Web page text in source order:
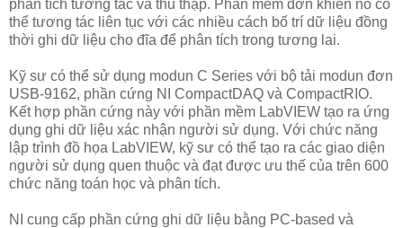
phân tích tương tác và thu thập. Phần mềm đơn khiến nó có
thể tương tác liên tục với các nhiều cách bố trí dữ liệu đồng
thời ghi dữ liệu cho đĩa để phân tích trong tương lai.
Kỹ sư có thể sử dụng modun C Series với bộ tải modun đơn
USB-9162, phần cứng NI CompactDAQ và CompactRIO.
Kết hợp phần cứng này với phần mềm LabVIEW tạo ra ứng
dụng ghi dữ liệu xác nhận người sử dụng. Với chức năng
lập trình đồ họa LabVIEW, kỹ sư có thể tạo ra các giao diện
người sử dụng quen thuộc và đạt được ưu thế của trên 600
chức năng toán học và phân tích.
NI cung cấp phần cứng ghi dữ liệu bằng PC-based và